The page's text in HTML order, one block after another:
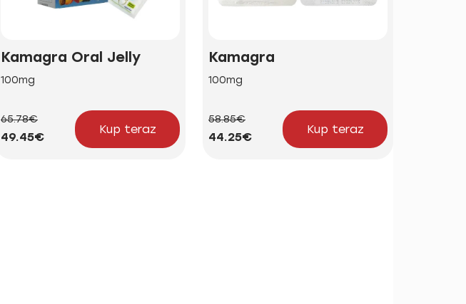
Kamagra Oral Jelly
100mg
65.78€
49.45€
Kup teraz
Kamagra
100mg
58.85€
44.25€
Kup teraz